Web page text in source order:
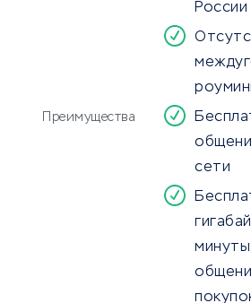
Преимущества
России
сети